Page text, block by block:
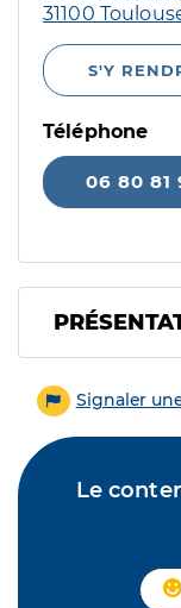
31100
S'Y
Téléphone
06 80 81
Signaler
Le